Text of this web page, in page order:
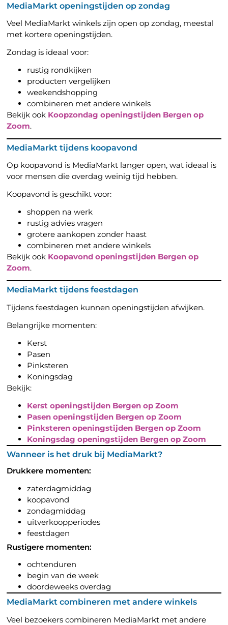
MediaMarkt openingstijden op zondag
Veel MediaMarkt winkels zijn open op zondag, meestal
met kortere openingstijden.
Zondag is ideaal voor:
rustig rondkijken
producten vergelijken
weekendshopping
combineren met andere winkels
Bekijk ook Koopzondag openingstijden Bergen op
Zoom.
MediaMarkt tijdens koopavond
Op koopavond is MediaMarkt langer open, wat ideaal is
voor mensen die overdag weinig tijd hebben.
Koopavond is geschikt voor:
shoppen na werk
rustig advies vragen
grotere aankopen zonder haast
combineren met andere winkels
Bekijk ook Koopavond openingstijden Bergen op
Zoom.
MediaMarkt tijdens feestdagen
Tijdens feestdagen kunnen openingstijden afwijken.
Belangrijke momenten:
Kerst
Pasen
Pinksteren
Koningsdag
Bekijk:
Kerst openingstijden Bergen op Zoom
Pasen openingstijden Bergen op Zoom
Pinksteren openingstijden Bergen op Zoom
Koningsdag openingstijden Bergen op Zoom
Wanneer is het druk bij MediaMarkt?
Drukkere momenten:
zaterdagmiddag
koopavond
zondagmiddag
uitverkoopperiodes
feestdagen
Rustigere momenten:
ochtenduren
begin van de week
doordeweeks overdag
MediaMarkt combineren met andere winkels
Veel bezoekers combineren MediaMarkt met andere